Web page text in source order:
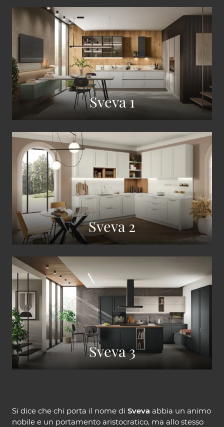
Sveva 1
Sveva 2
Sveva 3
Si dice che chi porta il nome di Sveva abbia un animo
nobile e un portamento aristocratico, ma allo stesso